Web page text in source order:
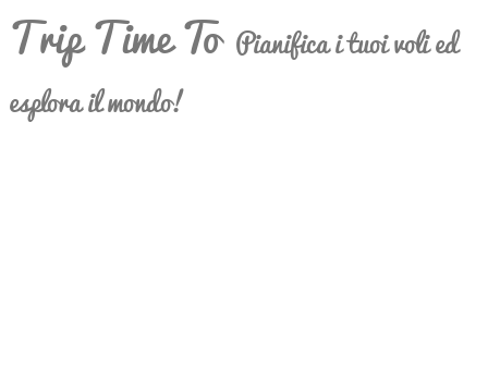
Trip Time To Pianifica i tuoi voli ed
esplora il mondo!